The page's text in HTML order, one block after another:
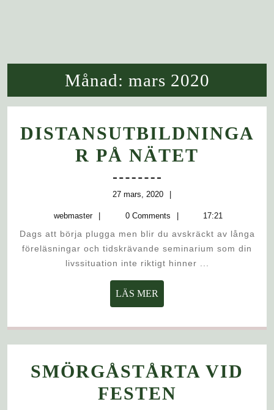
Månad: mars 2020
DISTANSUTBILDNINGA
R PÅ NÄTET
27 mars, 2020
27
webmaster webmaster
0 Comments 17:21
Dags att börja plugga men blir du avskräckt av långa
föreläsningar och tidskrävande seminarium som din
livssituation inte riktigt hinner ...
LÄS MER
MER
SMÖRGÅSTÅRTA VID
FESTEN